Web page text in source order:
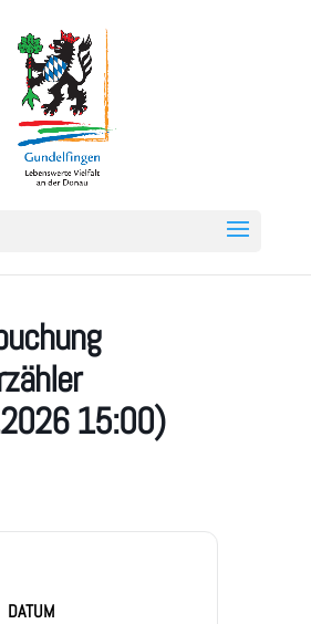
15:00)
DATUM